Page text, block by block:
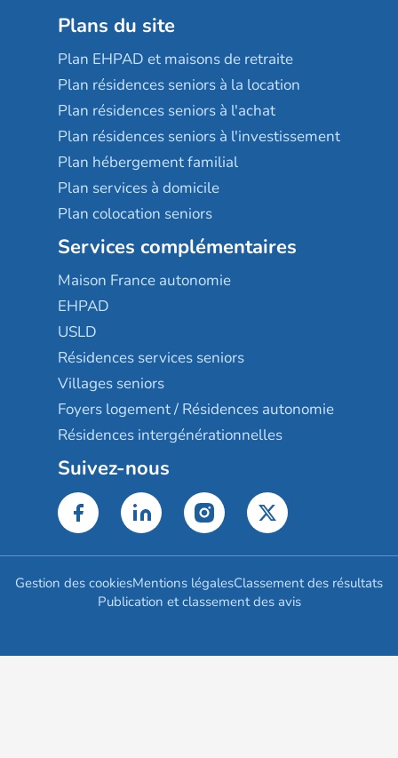
Plans du site
Plan EHPAD et maisons de retraite
Plan résidences seniors à la location
Plan résidences seniors à l'achat
Plan résidences seniors à l'investissement
Plan hébergement familial
Plan services à domicile
Plan colocation seniors
Services complémentaires
Maison France autonomie
EHPAD
USLD
Résidences services seniors
Villages seniors
Foyers logement / Résidences autonomie
Résidences intergénérationnelles
Suivez-nous
Gestion des cookiesMentions légalesClassement des résultats
Publication et classement des avis